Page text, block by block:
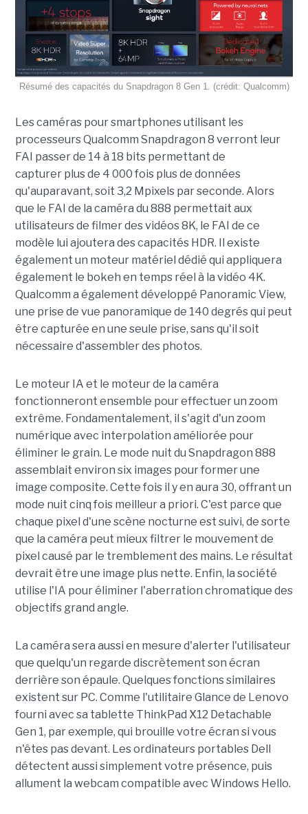
Résumé des capacités du Snapdragon 8 Gen 1. (crédit: Qualcomm)
Les caméras pour smartphones utilisant les
processeurs Qualcomm Snapdragon 8 verront leur
FAI passer de 14 à 18 bits permettant de
capturer plus de 4 000 fois plus de données
qu'auparavant, soit 3,2 Mpixels par seconde. Alors
que le FAI de la caméra du 888 permettait aux
utilisateurs de filmer des vidéos 8K, le FAI de ce
modèle lui ajoutera des capacités HDR. Il existe
également un moteur matériel dédié qui appliquera
également le bokeh en temps réel à la vidéo 4K.
Qualcomm a également développé Panoramic View,
une prise de vue panoramique de 140 degrés qui peut
être capturée en une seule prise, sans qu'il soit
nécessaire d'assembler des photos.
Le moteur IA et le moteur de la caméra
fonctionneront ensemble pour effectuer un zoom
extrême. Fondamentalement, il s'agit d'un zoom
numérique avec interpolation améliorée pour
éliminer le grain. Le mode nuit du Snapdragon 888
assemblait environ six images pour former une
image composite. Cette fois il y en aura 30, offrant un
mode nuit cinq fois meilleur a priori. C'est parce que
chaque pixel d'une scène nocturne est suivi, de sorte
que la caméra peut mieux filtrer le mouvement de
pixel causé par le tremblement des mains. Le résultat
devrait être une image plus nette. Enfin, la société
utilise l'IA pour éliminer l'aberration chromatique des
objectifs grand angle.
La caméra sera aussi en mesure d'alerter l'utilisateur
que quelqu'un regarde discrètement son écran
derrière son épaule. Quelques fonctions similaires
existent sur PC. Comme l'utilitaire Glance de Lenovo
fourni avec sa tablette ThinkPad X12 Detachable
Gen 1, par exemple, qui brouille votre écran si vous
n'êtes pas devant. Les ordinateurs portables Dell
détectent aussi simplement votre présence, puis
allument la webcam compatible avec Windows Hello.